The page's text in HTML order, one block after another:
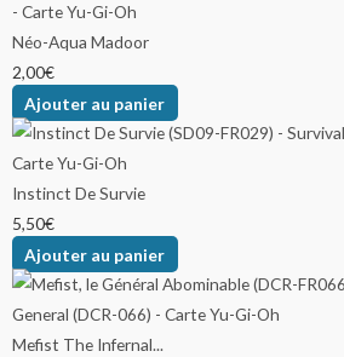
Néo-Aqua Madoor
2,00€
Ajouter au panier
Instinct De Survie
5,50€
Ajouter au panier
Mefist The Infernal...